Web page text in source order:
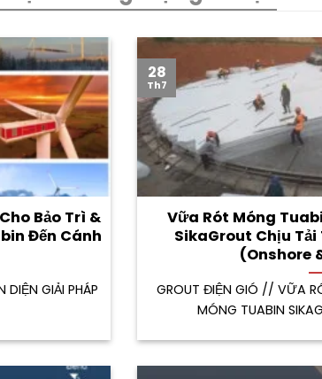
Bảo Trì &
Đến Cánh
GIẢI PHÁP
Vữa Rót Móng
SikaGrout Chịu Tải
(Onshore
GROUT ĐIỆN GIÓ // VỮA
MÓNG TUABIN
28
Th7